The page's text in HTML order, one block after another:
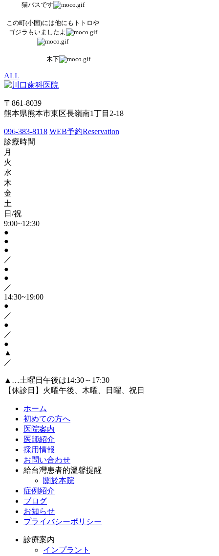
猫バスです
この町(小国)には他にもトトロや
ゴジラもいましたよ
木下
ALL
〒861-8039
熊本県熊本市東区長嶺南1丁目2-18
096-383-8118 WEB予約Reservation
診療時間
月
火
水
木
金
土
日/祝
9:00~12:30
●
●
●
／
●
●
／
14:30~19:00
●
／
●
／
●
▲
／
▲…土曜日午後は14:30～17:30
【休診日】火曜午後、木曜、日曜、祝日
ホーム
初めての方へ
医院案内
医師紹介
採用情報
お問い合わせ
給台灣患者的溫馨提醒
關於本院
症例紹介
ブログ
お知らせ
プライバシーポリシー
診療案内
インプラント